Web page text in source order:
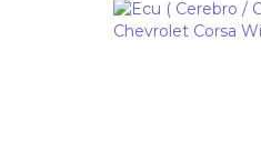
¡OFERTA!